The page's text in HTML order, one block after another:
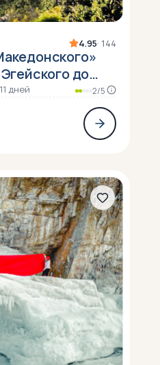
4.95· 144
до
11 дней 2/5